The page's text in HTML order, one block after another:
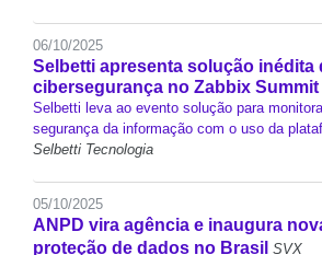
06/10/2025
Selbetti apresenta solução inédita
cibersegurança no Zabbix Summit
Selbetti leva ao evento solução para
segurança da informação com o uso da
Selbetti Tecnologia
05/10/2025
ANPD vira agência e inaugura
proteção de dados no Brasil SVX